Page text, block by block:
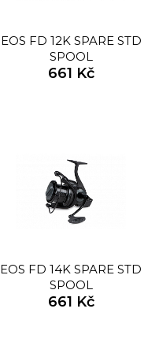
EOS FD 12K SPARE STD
SPOOL
661 Kč
EOS FD 14K SPARE STD
SPOOL
661 Kč